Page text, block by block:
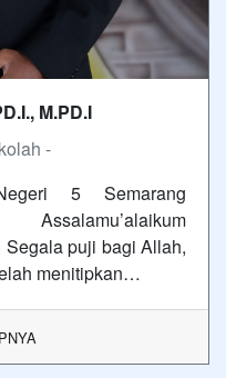
M.PD.I
-
5 Semarang
Assalamu’alaikum
Segala puji bagi Allah,
menitipkan…